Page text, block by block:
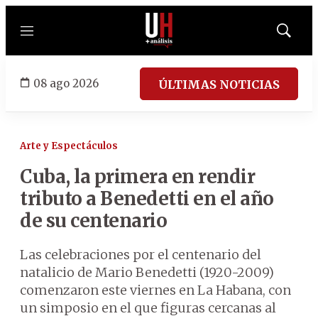
Menú
Mostrar
08 ago 2026 ÚLTIMAS NOTICIAS
Arte y Espectáculos
Cuba, la primera en rendir
tributo a Benedetti en el año
de su centenario
Las celebraciones por el centenario del
natalicio de Mario Benedetti (1920-2009)
comenzaron este viernes en La Habana, con
un simposio en el que figuras cercanas al